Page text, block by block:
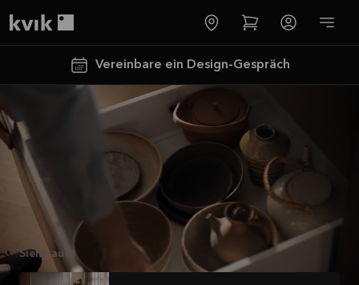
Vereinbare ein Design-Gespräch
Spare jetzt 40
% auf alle
Arbeitsplatten
Video ansehen
Mehr erfahren
Siehe auch